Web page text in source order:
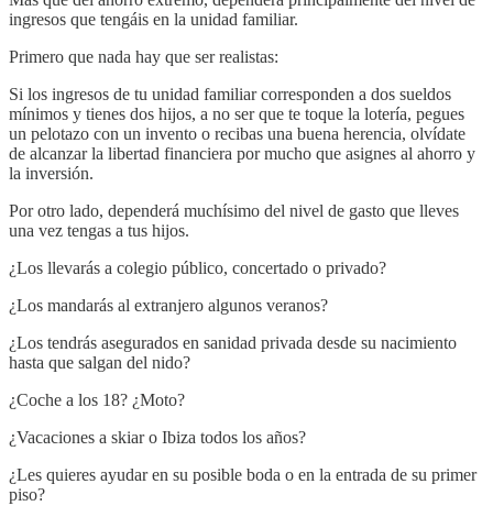
ingresos que tengáis en la unidad familiar.
Primero que nada hay que ser realistas:
Si los ingresos de tu unidad familiar corresponden a dos sueldos
mínimos y tienes dos hijos, a no ser que te toque la lotería, pegues
un pelotazo con un invento o recibas una buena herencia, olvídate
de alcanzar la libertad financiera por mucho que asignes al ahorro y
la inversión.
Por otro lado, dependerá muchísimo del nivel de gasto que lleves
una vez tengas a tus hijos.
¿Los llevarás a colegio público, concertado o privado?
¿Los mandarás al extranjero algunos veranos?
¿Los tendrás asegurados en sanidad privada desde su nacimiento
hasta que salgan del nido?
¿Coche a los 18? ¿Moto?
¿Vacaciones a skiar o Ibiza todos los años?
¿Les quieres ayudar en su posible boda o en la entrada de su primer
piso?